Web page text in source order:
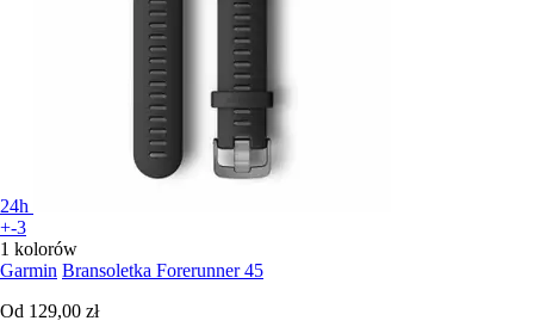
24h
+-3
1 kolorów
Garmin Bransoletka Forerunner 45
Od 129,00 zł